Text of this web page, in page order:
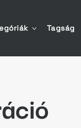
toggle
child
Tagság